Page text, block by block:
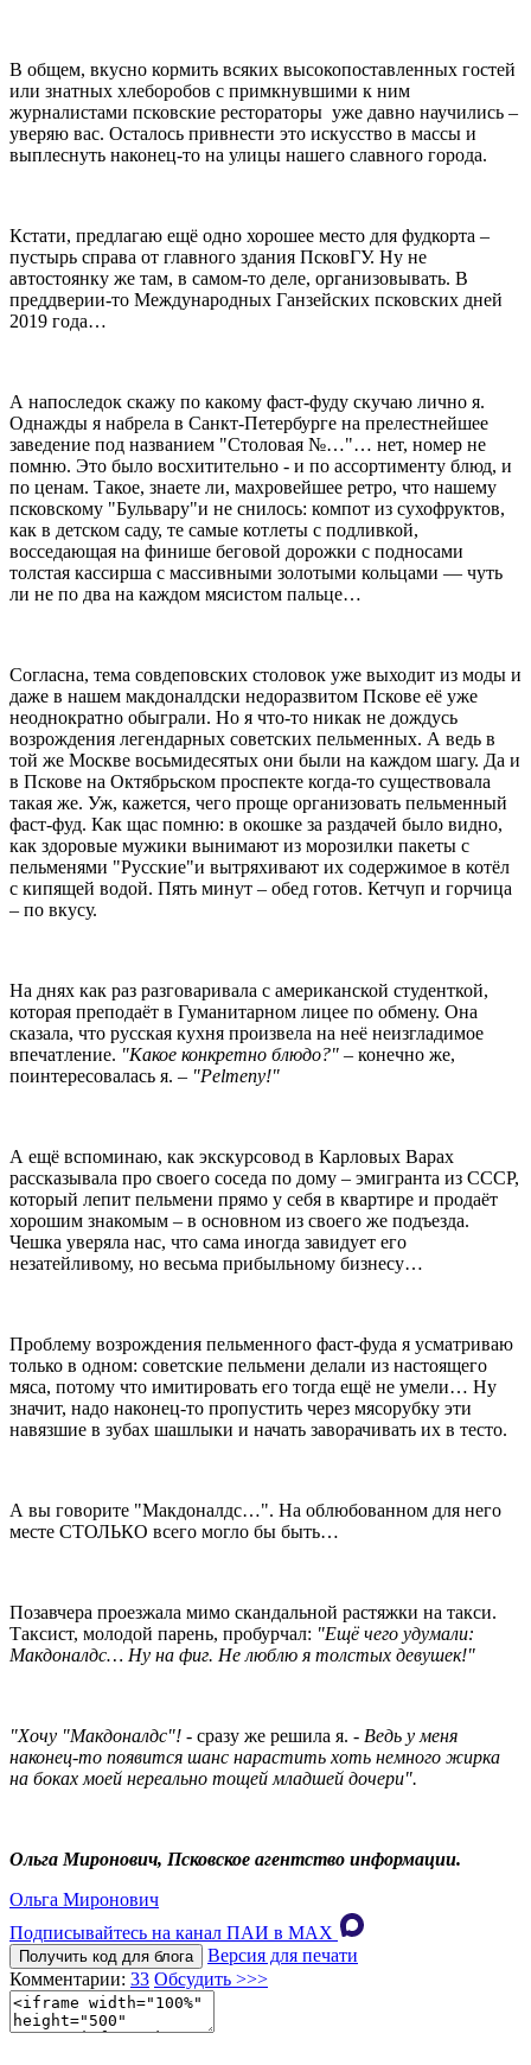
В общем, вкусно кормить всяких высокопоставленных гостей
или знатных хлеборобов с примкнувшими к ним
журналистами псковские рестораторы уже давно научились –
уверяю вас. Осталось привнести это искусство в массы и
выплеснуть наконец-то на улицы нашего славного города.
Кстати, предлагаю ещё одно хорошее место для фудкорта –
пустырь справа от главного здания ПсковГУ. Ну не
автостоянку же там, в самом-то деле, организовывать. В
преддверии-то Международных Ганзейских псковских дней
2019 года…
А напоследок скажу по какому фаст-фуду скучаю лично я.
Однажды я набрела в Санкт-Петербурге на прелестнейшее
заведение под названием "Столовая №…"… нет, номер не
помню. Это было восхитительно - и по ассортименту блюд, и
по ценам. Такое, знаете ли, махровейшее ретро, что нашему
псковскому "Бульвару"и не снилось: компот из сухофруктов,
как в детском саду, те самые котлеты с подливкой,
восседающая на финише беговой дорожки с подносами
толстая кассирша с массивными золотыми кольцами — чуть
ли не по два на каждом мясистом пальце…
Согласна, тема совдеповских столовок уже выходит из моды и
даже в нашем макдоналдски недоразвитом Пскове её уже
неоднократно обыграли. Но я что-то никак не дождусь
возрождения легендарных советских пельменных. А ведь в
той же Москве восьмидесятых они были на каждом шагу. Да и
в Пскове на Октябрьском проспекте когда-то существовала
такая же. Уж, кажется, чего проще организовать пельменный
фаст-фуд. Как щас помню: в окошке за раздачей было видно,
как здоровые мужики вынимают из морозилки пакеты с
пельменями "Русские"и вытряхивают их содержимое в котёл
с кипящей водой. Пять минут – обед готов. Кетчуп и горчица
– по вкусу.
На днях как раз разговаривала с американской студенткой,
которая преподаёт в Гуманитарном лицее по обмену. Она
сказала, что русская кухня произвела на неё неизгладимое
впечатление. "Какое конкретно блюдо?" – конечно же,
поинтересовалась я. – "Pelmeny!"
А ещё вспоминаю, как экскурсовод в Карловых Варах
рассказывала про своего соседа по дому – эмигранта из СССР,
который лепит пельмени прямо у себя в квартире и продаёт
хорошим знакомым – в основном из своего же подъезда.
Чешка уверяла нас, что сама иногда завидует его
незатейливому, но весьма прибыльному бизнесу…
Проблему возрождения пельменного фаст-фуда я усматриваю
только в одном: советские пельмени делали из настоящего
мяса, потому что имитировать его тогда ещё не умели… Ну
значит, надо наконец-то пропустить через мясорубку эти
навязшие в зубах шашлыки и начать заворачивать их в тесто.
А вы говорите "Макдоналдс…". На облюбованном для него
месте СТОЛЬКО всего могло бы быть…
Позавчера проезжала мимо скандальной растяжки на такси.
Таксист, молодой парень, пробурчал: "Ещё чего удумали:
Макдоналдс… Ну на фиг. Не люблю я толстых девушек!"
"Хочу "Макдоналдс"! - сразу же решила я. - Ведь у меня
наконец-то появится шанс нарастить хоть немного жирка
на боках моей нереально тощей младшей дочери".
Ольга Миронович, Псковское агентство информации.
Ольга Миронович
Подписывайтесь на канал ПАИ в MAХ
Получить код для блога
Версия для печати
Комментарии: 33 Обсудить >>>